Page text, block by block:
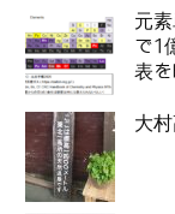
元
で1
表を
大